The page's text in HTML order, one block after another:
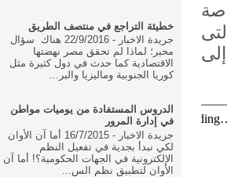
خطيئة التراجع في منتصف الطريق
جريدة الاخبار - 22/9/2016 هناك سؤال
محير؛ لماذا لم تحقق مصر نهضتها
الاقتصادية كما حدث في دول كثيرة مثل
كوريا الجنوبية وماليزيا والبر...
الدروس المستفادة من يوميات مواطن
في إدارة المرور
جريدة الاخبار - 16/7/2015 أما آن الأوان
لكي نبدأ بجدية في تفعيل النظم
الإلكترونية في الجهات الحكومية؟! أما آن
الأوان لتطبيق نظم الس...